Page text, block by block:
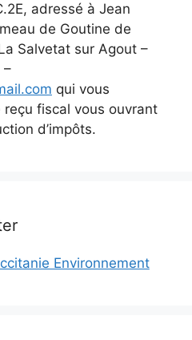
adressé à Jean
de Goutine de
Salvetat sur Agout –
–
qui vous
reçu fiscal vous ouvrant
d’impôts.
Environnement